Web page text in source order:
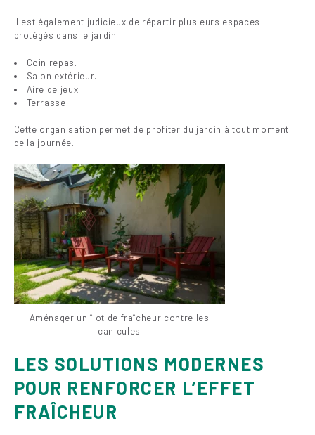
Il est également judicieux de répartir plusieurs espaces
protégés dans le jardin :
Coin repas.
Salon extérieur.
Aire de jeux.
Terrasse.
Cette organisation permet de profiter du jardin à tout moment
de la journée.
Aménager un îlot de fraîcheur contre les
canicules
LES SOLUTIONS MODERNES
POUR RENFORCER L’EFFET
FRAÎCHEUR